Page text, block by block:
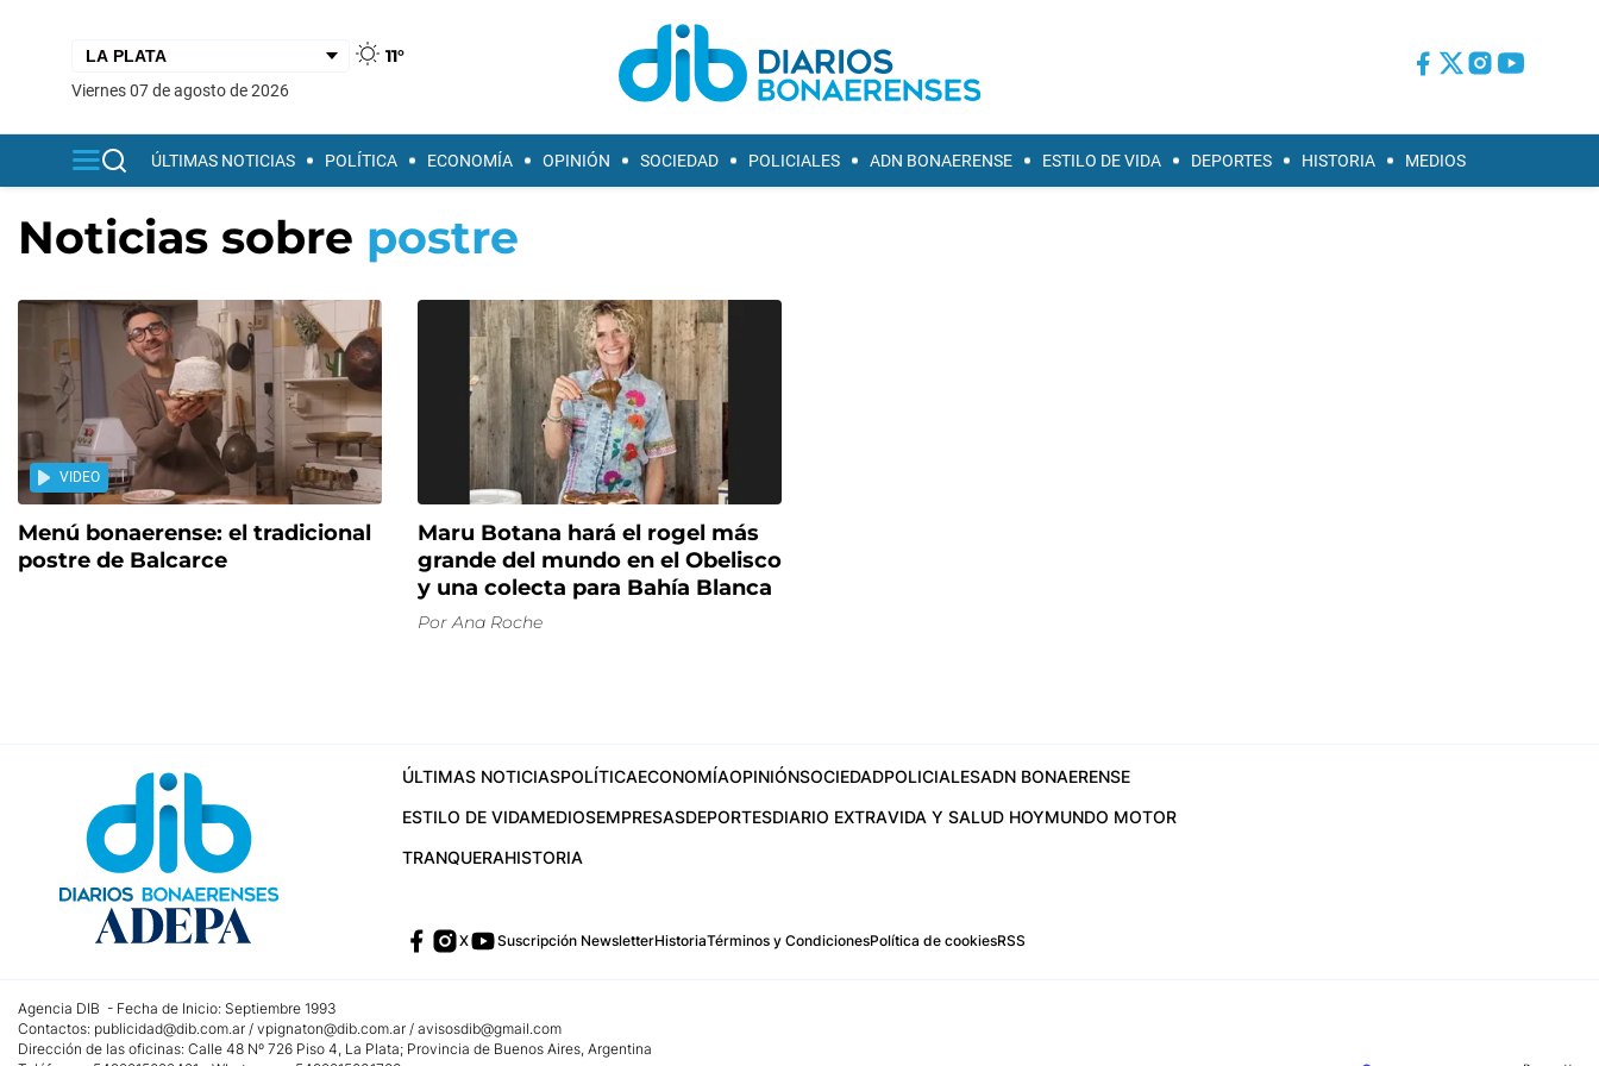
11°
viernes 07 de agosto de 2026
ÚLTIMAS NOTICIAS POLÍTICA ECONOMÍA OPINIÓN SOCIEDAD POLICIALES ADN BONAERENSE ESTILO DE VIDA DEPORTES HISTORIA MEDIOS
Noticias sobre postre
VIDEO
Menú bonaerense: el tradicional
postre de Balcarce
Maru Botana hará el rogel más
grande del mundo en el Obelisco
y una colecta para Bahía Blanca
Por Ana Roche
ÚLTIMAS NOTICIASPOLÍTICAECONOMÍAOPINIÓNSOCIEDADPOLICIALESADN BONAERENSE
ESTILO DE VIDAMEDIOSEMPRESASDEPORTESDIARIO EXTRAVIDA Y SALUD HOYMUNDO MOTOR
TRANQUERAHISTORIA
X Suscripción NewsletterHistoriaTérminos y CondicionesPolítica de cookiesRSS
Agencia DIB - Fecha de Inicio: Septiembre 1993
Contactos: publicidad@dib.com.ar / vpignaton@dib.com.ar / avisosdib@gmail.com
Dirección de las oficinas: Calle 48 Nº 726 Piso 4, La Plata; Provincia de Buenos Aires, Argentina